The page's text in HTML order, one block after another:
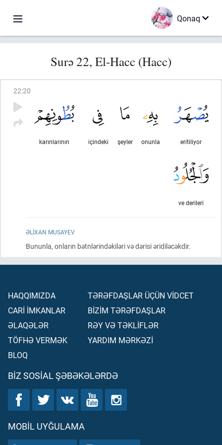
Qonaq
Surə 22, El-Hacc (Hacc)
22:20
eritiliyor
onunla
şeyler
içindeki
karınlarının
ve derileri
ƏLIXAN MUSAYEV
Bununla, onların bətnlərindəkiləri və dərisi əridiləcəkdir.
HAQQIMIZDA
CARİ İMKANLAR
ƏLAQƏLƏR
TÖFHƏ VERMƏK
BLOQ
TƏRƏFDAŞLAR ÜÇÜN VİDCET
BİZİM TƏRƏFDAŞLAR
RƏY VƏ TƏKLİFLƏR
YARDIM MƏRKƏZİ
BIZ SOSIAL ŞƏBƏKƏLƏRDƏ
MOBIL UYĞULAMA